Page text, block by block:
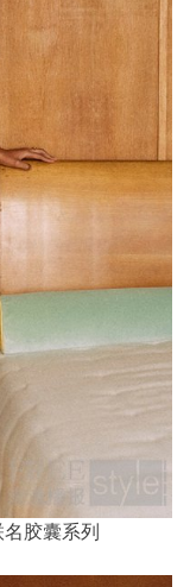
名胶囊系列